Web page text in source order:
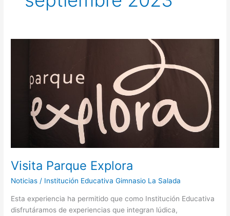
Visita Parque Explora
Noticias / Institución Educativa Gimnasio La Salada
Esta experiencia ha permitido que como Institución Educativa
disfrutáramos de experiencias que integran lúdica,